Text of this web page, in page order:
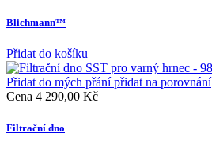
Blichmann™
Přidat do košíku
Přidat do mých přání přidat na porovnání
Cena 4 290,00 Kč
Filtrační dno